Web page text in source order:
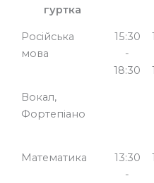
гуртка
Назва уроку/
гуртка
ПН.
Російська
мова
15:30
-
18:30
Вокал,
Фортепіано
Математика
13:30
-